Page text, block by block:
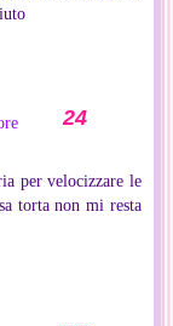
per velocizzare le
torta non mi resta